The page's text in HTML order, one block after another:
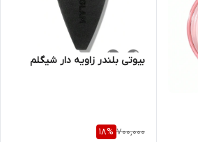
بیوتی بلندر زاویه دار شیگلم
700,000
18%